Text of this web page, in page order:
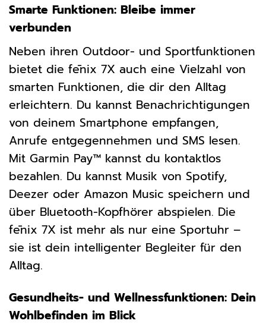
Smarte Funktionen: Bleibe immer
verbunden
Neben ihren Outdoor- und Sportfunktionen
bietet die fēnix 7X auch eine Vielzahl von
smarten Funktionen, die dir den Alltag
erleichtern. Du kannst Benachrichtigungen
von deinem Smartphone empfangen,
Anrufe entgegennehmen und SMS lesen.
Mit Garmin Pay™ kannst du kontaktlos
bezahlen. Du kannst Musik von Spotify,
Deezer oder Amazon Music speichern und
über Bluetooth-Kopfhörer abspielen. Die
fēnix 7X ist mehr als nur eine Sportuhr –
sie ist dein intelligenter Begleiter für den
Alltag.
Gesundheits- und Wellnessfunktionen: Dein
Wohlbefinden im Blick